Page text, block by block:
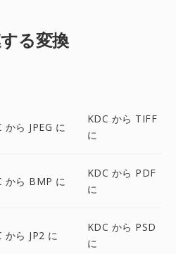
る変換
から JPEG に
KDC から TIFF
に
から BMP に
KDC から PDF
に
から JP2 に
KDC から PSD
に